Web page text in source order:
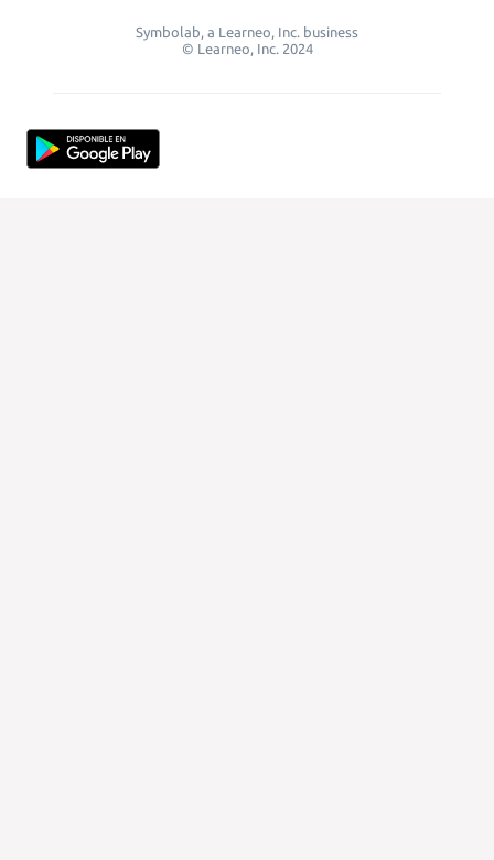
Symbolab, a Learneo, Inc. business
© Learneo, Inc. 2024